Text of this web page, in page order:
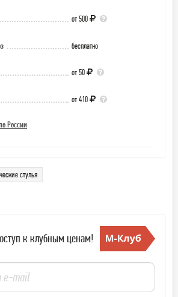
от 500
бесплатно
от 50
от 410
России
стулья
к клубным ценам!